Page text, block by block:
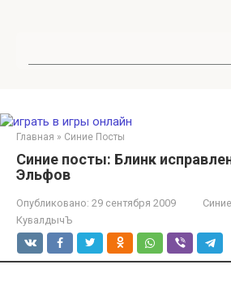
Главная » Синие Посты
Синие посты: Блинк
Эльфов
Опубликовано: 29 сентября 2009
КувалдычЪ